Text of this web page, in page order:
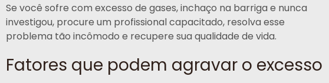
Se você sofre com excesso de gases, inchaço na barriga e nunca
investigou, procure um profissional capacitado, resolva esse
problema tão incômodo e recupere sua qualidade de vida.
Fatores que podem agravar o excesso